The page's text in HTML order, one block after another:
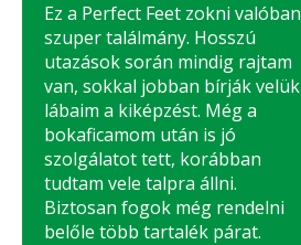
Ez a Perfect Feet zokni valóban
szuper találmány. Hosszú
utazások során mindig rajtam
van, sokkal jobban bírják velük
lábaim a kiképzést. Még a
bokaficamom után is jó
szolgálatot tett, korábban
tudtam vele talpra állni.
Biztosan fogok még rendelni
belőle több tartalék párat.